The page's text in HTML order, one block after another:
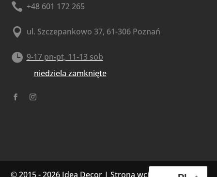
 +48 601 172 265
 ul. Szczepankowo 37, 61-306 Poznań
 9-17 pn-pt, 11-13 sob
niedziela zamknięte
© 2015 - 2026 Idea Decor | Strona wciągnięta do sieć